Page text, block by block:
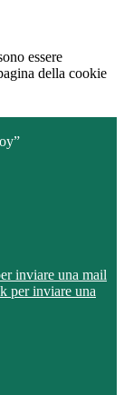
essere
della cookie
inviare una mail
per inviare una